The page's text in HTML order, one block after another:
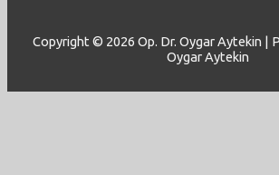
Copyright © 2026 Op. Dr. Oygar Aytekin |
Oygar Aytekin